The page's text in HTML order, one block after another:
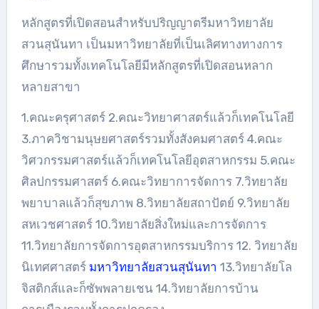
หลักสูตรที่เปิดสอนสำหรับปริญญาตรีมหาวิทยาลัย
สวนสุนันทา เป็นมหาวิทยาลัยที่เป็นเลิศทางทางการ
ศึกษารวมทั้งเทคโนโลยีมีหลักสูตรที่เปิดสอนหลาก
หลายสาขา
1.คณะครุศาสตร์ 2.คณะวิทยาศาสตร์แล้วก็เทคโนโลยี
3.ภาควิชามนุษยศาสตร์รวมทั้งสังคมศาสตร์ 4.คณะ
วิศวกรรมศาสตร์แล้วก็เทคโนโลยีอุตสาหกรรม 5.คณะ
ศิลปกรรมศาสตร์ 6.คณะวิทยาการจัดการ 7.วิทยาลัย
พยาบาลแล้วก็สุขภาพ 8.วิทยาลัยสถาปัตย์ 9.วิทยาลัย
สหเวชศาสตร์ 10.วิทยาลัยสิ่งใหม่และการจัดการ
11.วิทยาลัยการจัดการอุตสาหกรรมบริการ 12. วิทยาลัย
นิเทศศาสตร์ มหาวิทยาลัยสวนสุนันทา 13.วิทยาลัยโล
จิสติกส์และก็ซัพพลายเชน 14.วิทยาลัยการบ้าน